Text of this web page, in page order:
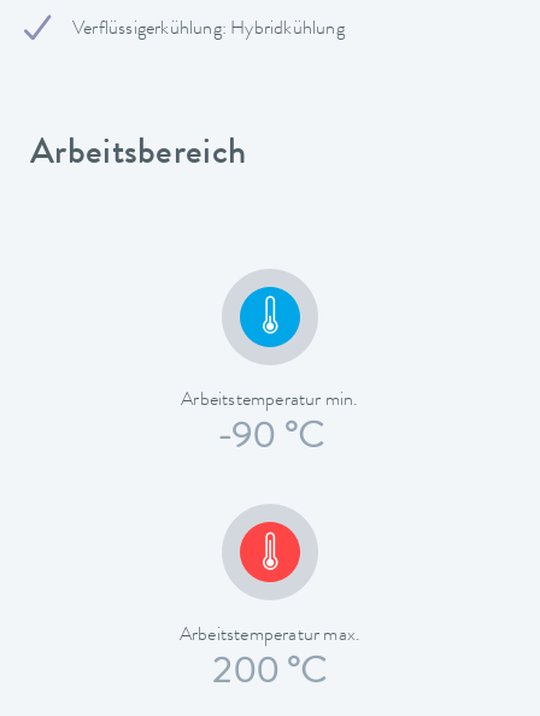
Verflüssigerkühlung: Hybridkühlung
Arbeitsbereich
Arbeitstemperatur min.
-90 °C
Arbeitstemperatur max.
200 °C